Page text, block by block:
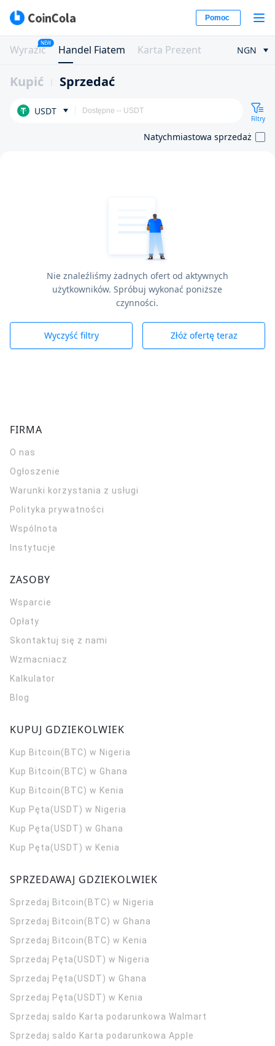
Pomoc
Wyrazić
NEW
Handel Fiatem Karta Prezent NGN
Kupić Sprzedać
USDT
Filtry
Natychmiastowa sprzedaż
Nie znaleźliśmy żadnych ofert od aktywnych
użytkowników. Spróbuj wykonać poniższe
czynności.
Wyczyść filtry Złóż ofertę teraz
FIRMA
O nas
Ogłoszenie
Warunki korzystania z usługi
Polityka prywatności
Wspólnota
Instytucje
ZASOBY
Wsparcie
Opłaty
Skontaktuj się z nami
Wzmacniacz
Kalkulator
Blog
KUPUJ GDZIEKOLWIEK
Kup Bitcoin(BTC) w Nigeria
Kup Bitcoin(BTC) w Ghana
Kup Bitcoin(BTC) w Kenia
Kup Pęta(USDT) w Nigeria
Kup Pęta(USDT) w Ghana
Kup Pęta(USDT) w Kenia
SPRZEDAWAJ GDZIEKOLWIEK
Sprzedaj Bitcoin(BTC) w Nigeria
Sprzedaj Bitcoin(BTC) w Ghana
Sprzedaj Bitcoin(BTC) w Kenia
Sprzedaj Pęta(USDT) w Nigeria
Sprzedaj Pęta(USDT) w Ghana
Sprzedaj Pęta(USDT) w Kenia
Sprzedaj saldo Karta podarunkowa Walmart
Sprzedaj saldo Karta podarunkowa Apple